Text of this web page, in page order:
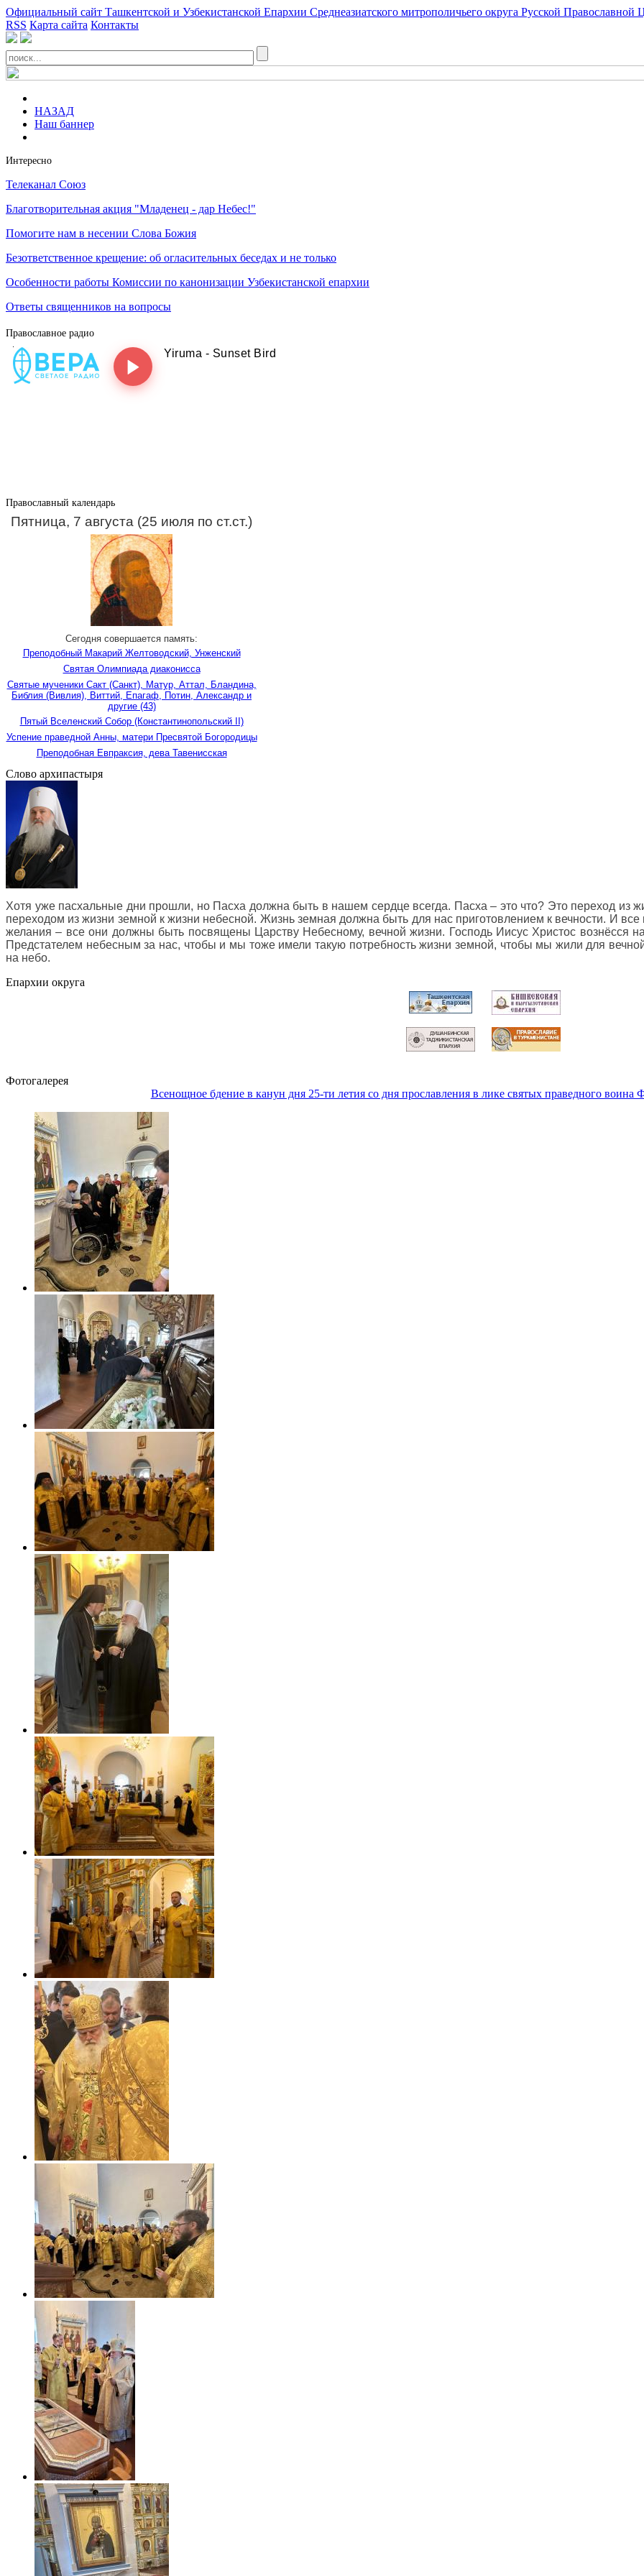
Официальный сайт Ташкентской и Узбекистанской Епархии Среднеазиатского митрополичьего округа Русской Православной
RSS Карта сайта Контакты
НАЗАД
Наш баннер
Интересно
Телеканал Союз
Благотворительная акция "Младенец - дар Небес!"
Помогите нам в несении Слова Божия
Безответственное крещение: об огласительных беседах и не только
Особенности работы Комиссии по канонизации Узбекистанской епархии
Ответы священников на вопросы
Православное радио
Православный календарь
Пятница, 7 августа (25 июля по ст.ст.)
Сегодня совершается память:
Преподобный Макарий Желтоводский, Унженский
Святая Олимпиада диаконисса
Святые мученики Сакт (Санкт), Матур, Аттал, Бландина,
Библия (Вивлия), Виттий, Епагаф, Потин, Александр и
другие (43)
Пятый Вселенский Собор (Константинопольский II)
Успение праведной Анны, матери Пресвятой Богородицы
Преподобная Евпраксия, дева Тавенисская
Слово архипастыря
Хотя уже пасхальные дни прошли, но Пасха должна быть в нашем сердце всегда. Пасха – это что? Это переход из
переходом из жизни земной к жизни небесной. Жизнь земная должна быть для нас приготовлением к вечности. И
желания – все они должны быть посвящены Царству Небесному, вечной жизни. Господь Иисус Христос вознёсся
Предстателем небесным за нас, чтобы и мы тоже имели такую потребность жизни земной, чтобы мы жили для
на небо.
Епархии округа
Фотогалерея
Всенощное бдение в канун дня 25-ти летия со дня прославления в лике святых праведного воина